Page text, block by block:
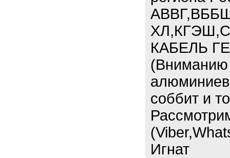
КАБЕЛЬ
(Вниманию
соббит и
Игнат